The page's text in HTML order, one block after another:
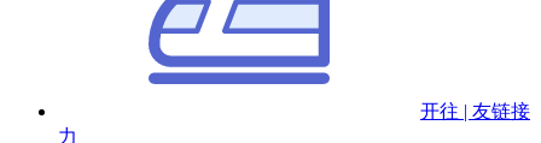
开往 | 友链接
力